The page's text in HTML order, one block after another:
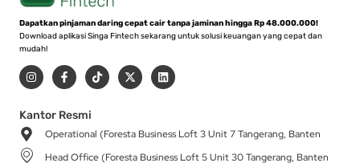
Dapatkan pinjaman daring cepat cair tanpa jaminan hingga Rp 48.000.000!
Download aplikasi Singa Fintech sekarang untuk solusi keuangan yang cepat dan
mudah!
I
n
s
a
g
r
a
m
F
a
c
b
o
-
T
i
k
X
-
t
t
r
L
i
n
i
Kantor Resmi
Operational (Foresta Business Loft 3 Unit 7 Tangerang, Banten
Head Office (Foresta Business Loft 5 Unit 30 Tangerang, Banten